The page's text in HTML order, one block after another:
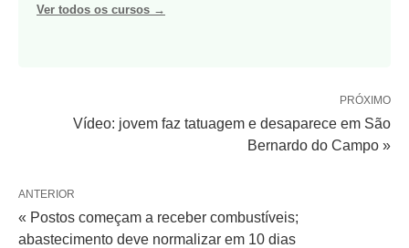
Ver todos os cursos →
PRÓXIMO
Vídeo: jovem faz tatuagem e desaparece em São
Bernardo do Campo »
ANTERIOR
« Postos começam a receber combustíveis;
abastecimento deve normalizar em 10 dias